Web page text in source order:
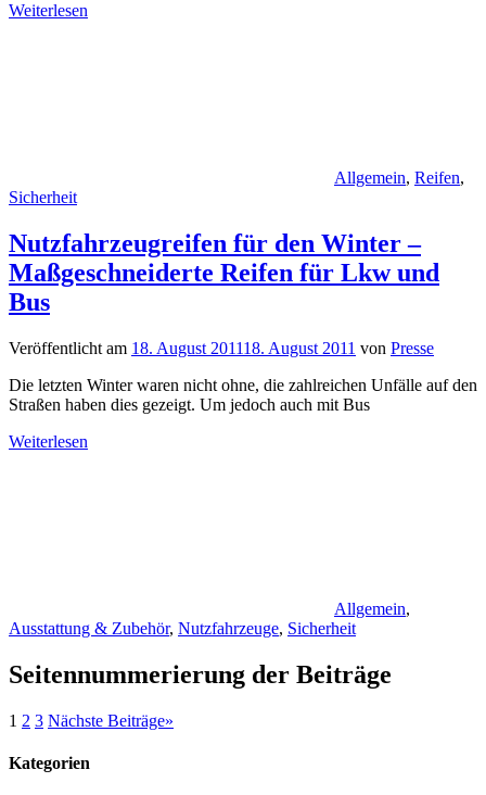
Weiterlesen
Allgemein, Reifen,
Sicherheit
Nutzfahrzeugreifen für den Winter –
Maßgeschneiderte Reifen für Lkw und
Bus
Veröffentlicht am 18. August 201118. August 2011 von Presse
Die letzten Winter waren nicht ohne, die zahlreichen Unfälle auf den
Straßen haben dies gezeigt. Um jedoch auch mit Bus
Weiterlesen
Allgemein,
Ausstattung & Zubehör, Nutzfahrzeuge, Sicherheit
Seitennummerierung der Beiträge
1 2 3 Nächste Beiträge»
Kategorien